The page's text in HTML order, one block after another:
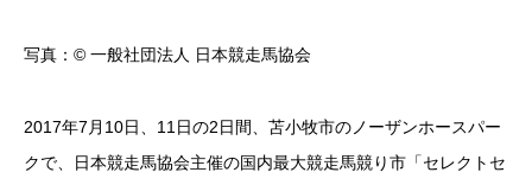
写真：© 一般社団法人 日本競走馬協会
2017年7月10日、11日の2日間、苫小牧市のノーザンホースパー
クで、日本競走馬協会主催の国内最大競走馬競り市「セレクトセ